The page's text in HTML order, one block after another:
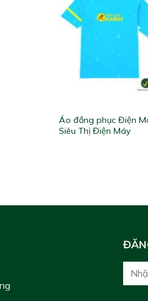
Áo đồng phục Điện
Siêu Thị Điện Máy